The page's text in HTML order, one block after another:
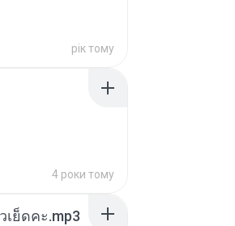
рік тому
4 роки тому
เย็ดคะ.mp3